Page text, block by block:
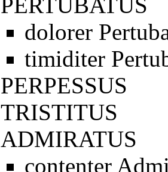
dolorer
timiditer
PERPESSUS
TRISTITUS
ADMIRATUS
contenter